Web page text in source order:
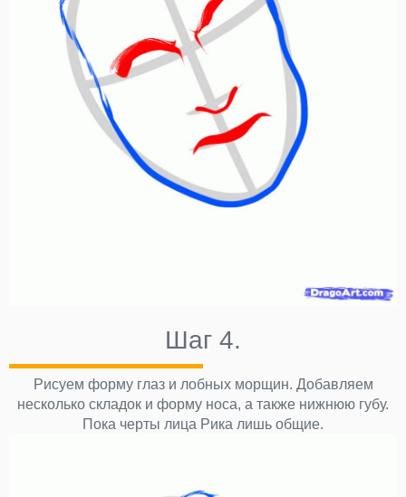
Шаг 4.
Рисуем форму глаз и лобных морщин. Добавляем
несколько складок и форму носа, а также нижнюю губу.
Пока черты лица Рика лишь общие.